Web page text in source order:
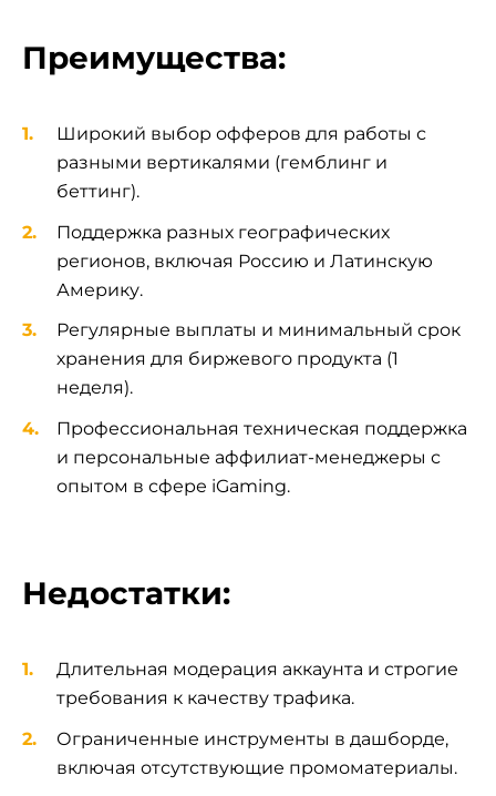
Преимущества:
Широкий выбор офферов для работы с
разными вертикалями (гемблинг и
беттинг).
Поддержка разных географических
регионов, включая Россию и Латинскую
Америку.
Регулярные выплаты и минимальный срок
хранения для биржевого продукта (1
неделя).
Профессиональная техническая поддержка
и персональные аффилиат-менеджеры с
опытом в сфере iGaming.
Недостатки:
Длительная модерация аккаунта и строгие
требования к качеству трафика.
Ограниченные инструменты в дашборде,
включая отсутствующие промоматериалы.